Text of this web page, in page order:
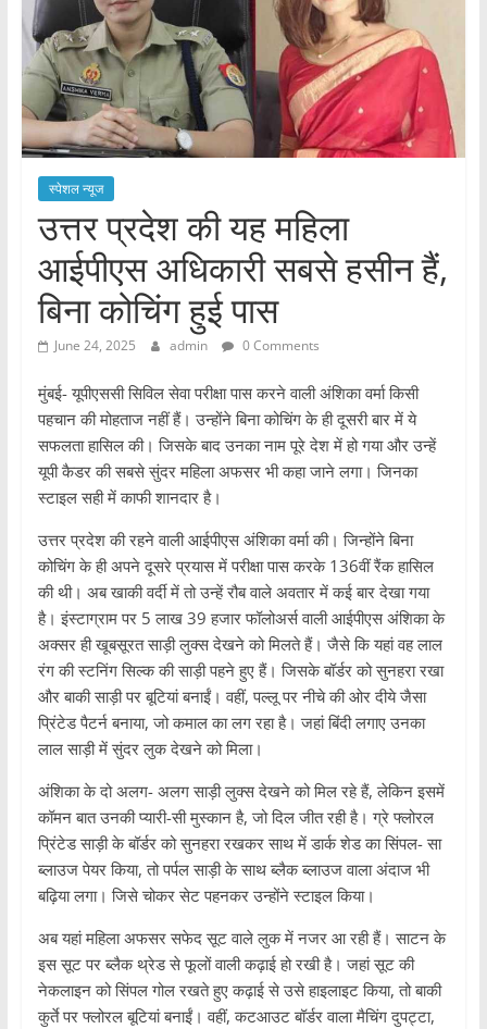
स्पेशल न्यूज
उत्तर प्रदेश की यह महिला
आईपीएस अधिकारी सबसे हसीन हैं,
बिना कोचिंग हुई पास
June 24, 2025 admin 0 Comments
मुंबई- यूपीएससी सिविल सेवा परीक्षा पास करने वाली अंशिका वर्मा किसी
पहचान की मोहताज नहीं हैं। उन्होंने बिना कोचिंग के ही दूसरी बार में ये
सफलता हासिल की। जिसके बाद उनका नाम पूरे देश में हो गया और उन्हें
यूपी कैडर की सबसे सुंदर महिला अफसर भी कहा जाने लगा। जिनका
स्टाइल सही में काफी शानदार है।
उत्तर प्रदेश की रहने वाली आईपीएस अंशिका वर्मा की। जिन्होंने बिना
कोचिंग के ही अपने दूसरे प्रयास में परीक्षा पास करके 136वीं रैंक हासिल
की थी। अब खाकी वर्दी में तो उन्हें रौब वाले अवतार में कई बार देखा गया
है। इंस्टाग्राम पर 5 लाख 39 हजार फॉलोअर्स वाली आईपीएस अंशिका के
अक्सर ही खूबसूरत साड़ी लुक्स देखने को मिलते हैं। जैसे कि यहां वह लाल
रंग की स्टनिंग सिल्क की साड़ी पहने हुए हैं। जिसके बॉर्डर को सुनहरा रखा
और बाकी साड़ी पर बूटियां बनाईं। वहीं, पल्लू पर नीचे की ओर दीये जैसा
प्रिंटेड पैटर्न बनाया, जो कमाल का लग रहा है। जहां बिंदी लगाए उनका
लाल साड़ी में सुंदर लुक देखने को मिला।
अंशिका के दो अलग- अलग साड़ी लुक्स देखने को मिल रहे हैं, लेकिन इसमें
कॉमन बात उनकी प्यारी-सी मुस्कान है, जो दिल जीत रही है। ग्रे फ्लोरल
प्रिंटेड साड़ी के बॉर्डर को सुनहरा रखकर साथ में डार्क शेड का सिंपल- सा
ब्लाउज पेयर किया, तो पर्पल साड़ी के साथ ब्लैक ब्लाउज वाला अंदाज भी
बढ़िया लगा। जिसे चोकर सेट पहनकर उन्होंने स्टाइल किया।
अब यहां महिला अफसर सफेद सूट वाले लुक में नजर आ रही हैं। साटन के
इस सूट पर ब्लैक थ्रेड से फूलों वाली कढ़ाई हो रखी है। जहां सूट की
नेकलाइन को सिंपल गोल रखते हुए कढ़ाई से उसे हाइलाइट किया, तो बाकी
कुर्ते पर फ्लोरल बूटियां बनाईं। वहीं, कटआउट बॉर्डर वाला मैचिंग दुपट्टा,